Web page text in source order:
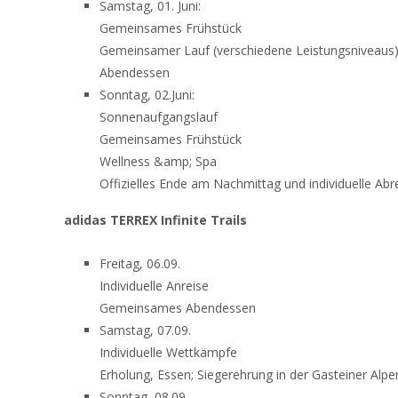
Samstag, 01. Juni:
Gemeinsames Frühstück
Gemeinsamer Lauf (verschiedene Leistungsniveaus)
Abendessen
Sonntag, 02.Juni:
Sonnenaufgangslauf
Gemeinsames Frühstück
Wellness &amp; Spa
Offizielles Ende am Nachmittag und individuelle
adidas TERREX Infinite Trails
Freitag, 06.09.
Individuelle Anreise
Gemeinsames Abendessen
Samstag, 07.09.
Individuelle Wettkämpfe
Erholung, Essen; Siegerehrung in der Gasteiner